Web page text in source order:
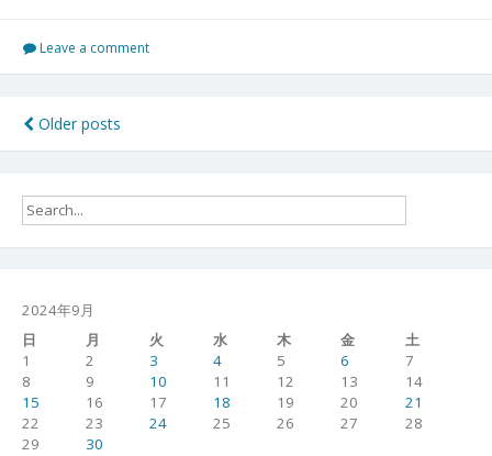
長
泉
御
目
Leave a comment
投
稿
ナ
ビ
ー
シ
ョ
ン
Older posts
2024年9月
日
月 火 水 木 金
土
1
2 3 4 5 6
7
8
9 10 11 12 13
14
15
16 17 18 19 20
21
22
23 24 25 26 27
28
29
30